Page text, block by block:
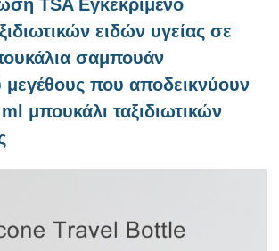
TSA Εγκεκριμένο
ειδών υγείας σε
σαμπουάν
μεγέθους που αποδεικνύουν
μπουκάλι ταξιδιωτικών